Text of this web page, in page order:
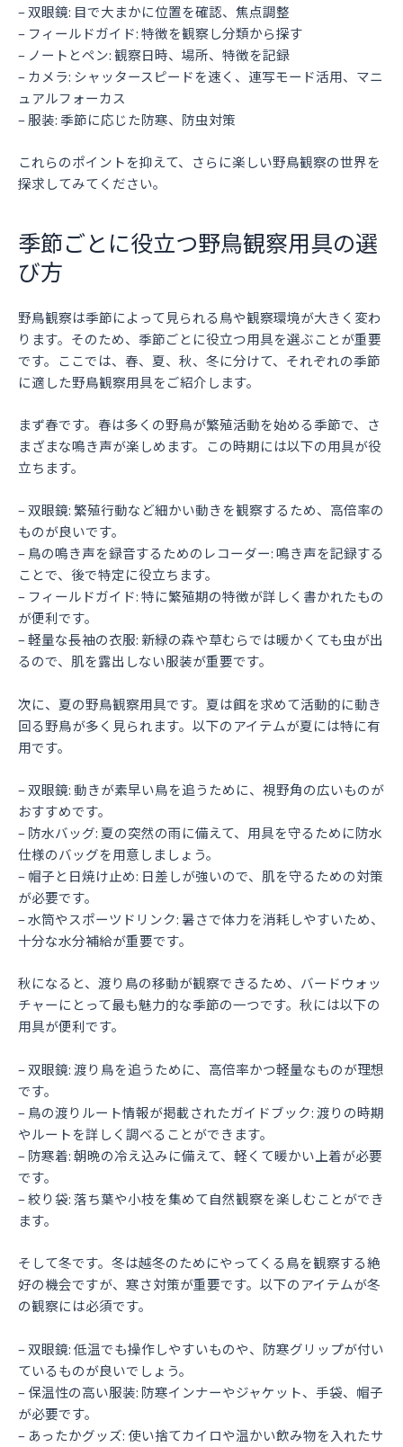
– 双眼鏡: 目で大まかに位置を確認、焦点調整
– フィールドガイド: 特徴を観察し分類から探す
– ノートとペン: 観察日時、場所、特徴を記録
– カメラ: シャッタースピードを速く、連写モード活用、マニ
ュアルフォーカス
– 服装: 季節に応じた防寒、防虫対策
これらのポイントを抑えて、さらに楽しい野鳥観察の世界を
探求してみてください。
季節ごとに役立つ野鳥観察用具の選
び方
野鳥観察は季節によって見られる鳥や観察環境が大きく変わ
ります。そのため、季節ごとに役立つ用具を選ぶことが重要
です。ここでは、春、夏、秋、冬に分けて、それぞれの季節
に適した野鳥観察用具をご紹介します。
まず春です。春は多くの野鳥が繁殖活動を始める季節で、さ
まざまな鳴き声が楽しめます。この時期には以下の用具が役
立ちます。
– 双眼鏡: 繁殖行動など細かい動きを観察するため、高倍率の
ものが良いです。
– 鳥の鳴き声を録音するためのレコーダー: 鳴き声を記録する
ことで、後で特定に役立ちます。
– フィールドガイド: 特に繁殖期の特徴が詳しく書かれたもの
が便利です。
– 軽量な長袖の衣服: 新緑の森や草むらでは暖かくても虫が出
るので、肌を露出しない服装が重要です。
次に、夏の野鳥観察用具です。夏は餌を求めて活動的に動き
回る野鳥が多く見られます。以下のアイテムが夏には特に有
用です。
– 双眼鏡: 動きが素早い鳥を追うために、視野角の広いものが
おすすめです。
– 防水バッグ: 夏の突然の雨に備えて、用具を守るために防水
仕様のバッグを用意しましょう。
– 帽子と日焼け止め: 日差しが強いので、肌を守るための対策
が必要です。
– 水筒やスポーツドリンク: 暑さで体力を消耗しやすいため、
十分な水分補給が重要です。
秋になると、渡り鳥の移動が観察できるため、バードウォッ
チャーにとって最も魅力的な季節の一つです。秋には以下の
用具が便利です。
– 双眼鏡: 渡り鳥を追うために、高倍率かつ軽量なものが理想
です。
– 鳥の渡りルート情報が掲載されたガイドブック: 渡りの時期
やルートを詳しく調べることができます。
– 防寒着: 朝晩の冷え込みに備えて、軽くて暖かい上着が必要
です。
– 絞り袋: 落ち葉や小枝を集めて自然観察を楽しむことができ
ます。
そして冬です。冬は越冬のためにやってくる鳥を観察する絶
好の機会ですが、寒さ対策が重要です。以下のアイテムが冬
の観察には必須です。
– 双眼鏡: 低温でも操作しやすいものや、防寒グリップが付い
ているものが良いでしょう。
– 保温性の高い服装: 防寒インナーやジャケット、手袋、帽子
が必要です。
– あったかグッズ: 使い捨てカイロや温かい飲み物を入れたサ